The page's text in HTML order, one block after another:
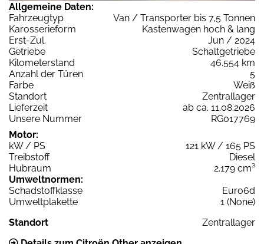
Allgemeine Daten:
Fahrzeugtyp
Van / Transporter bis 7,5 Tonnen
Karosserieform
Kastenwagen hoch & lang
Erst-Zul.
Jun / 2024
Getriebe
Schaltgetriebe
Kilometerstand
46.554 km
Anzahl der Türen
5
Farbe
Weiß
Standort
Zentrallager
Lieferzeit
ab ca. 11.08.2026
Unsere Nummer
RG017769
Motor:
kW / PS
121 kW / 165 PS
Treibstoff
Diesel
Hubraum
2.179 cm³
Umweltnormen:
Schadstoffklasse
Euro6d
Umweltplakette
1 (None)
Standort
Zentrallager